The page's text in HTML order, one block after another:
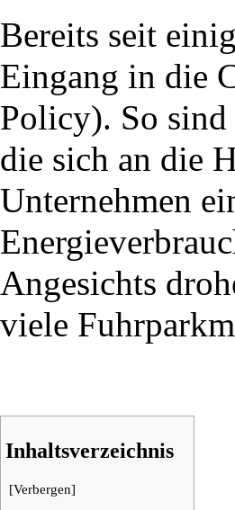
Bereits seit
Eingang in die
Policy). So
die sich an die
Unternehmen
Angesichts
viele
Inhaltsverzeichnis
[Verbergen]